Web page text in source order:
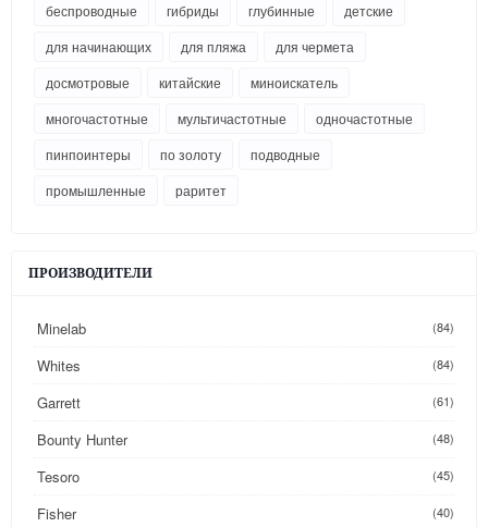
беспроводные
гибриды глубинные
детские
для начинающих
для пляжа
для чермета
досмотровые
китайские
миноискатель
многочастотные
мультичастотные
одночастотные
пинпоинтеры
по золоту
подводные
промышленные
раритет
ПРОИЗВОДИТЕЛИ
Minelab (84)
Whites (84)
Garrett (61)
Bounty Hunter (48)
Tesoro (45)
Fisher (40)